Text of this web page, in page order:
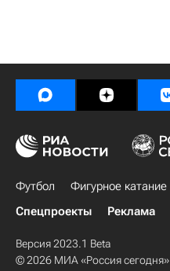
Футбол Фигурное катание
Спецпроекты
Реклама
Версия 2023.1 Beta
© 2026 МИА «Россия сегодня»